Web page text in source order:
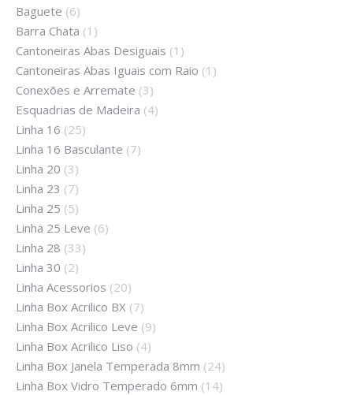
Baguete (6)
Barra Chata (1)
Cantoneiras Abas Desiguais (1)
Cantoneiras Abas Iguais com Raio (1)
Conexões e Arremate (3)
Esquadrias de Madeira (4)
Linha 16 (25)
Linha 16 Basculante (7)
Linha 20 (3)
Linha 23 (7)
Linha 25 (5)
Linha 25 Leve (6)
Linha 28 (33)
Linha 30 (2)
Linha Acessorios (20)
Linha Box Acrilico BX (7)
Linha Box Acrilico Leve (9)
Linha Box Acrilico Liso (4)
Linha Box Janela Temperada 8mm (24)
Linha Box Vidro Temperado 6mm (14)